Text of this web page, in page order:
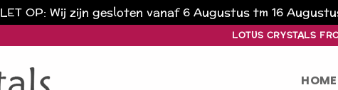
LET OP: Wij zijn gesloten vanaf 6 Augustus tm 16
LOTUS CRYSTALS
HOME